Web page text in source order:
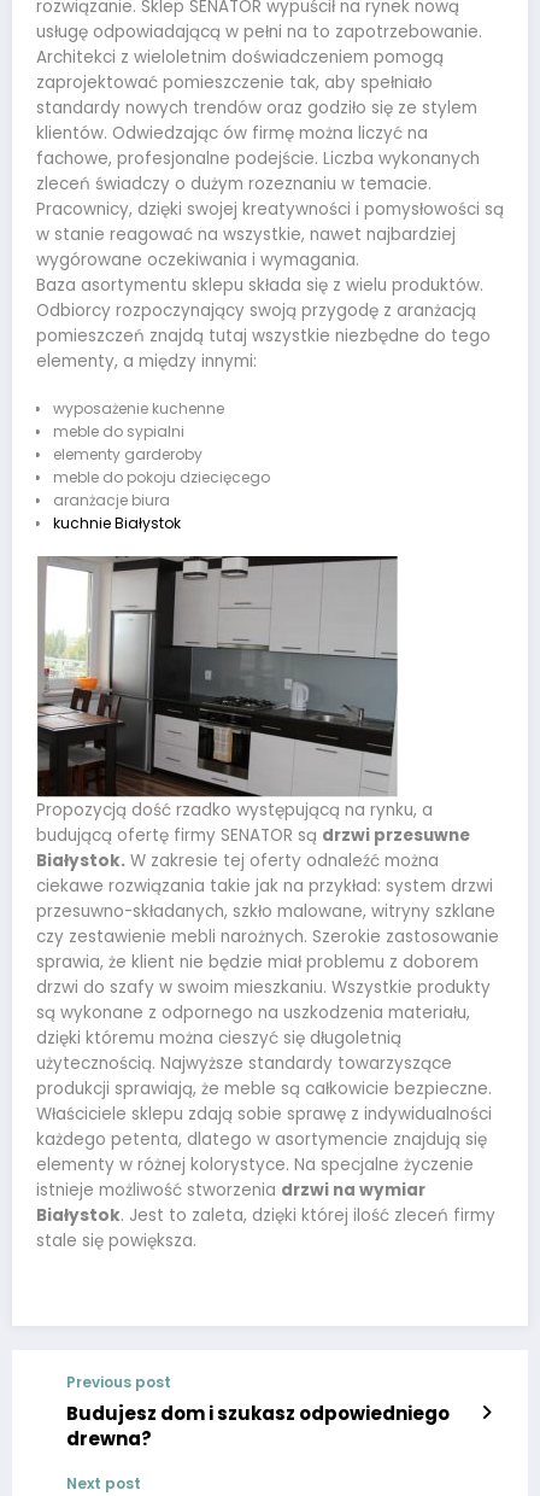
rozwiązanie. Sklep SENATOR wypuścił na rynek nową
usługę odpowiadającą w pełni na to zapotrzebowanie.
Architekci z wieloletnim doświadczeniem pomogą
zaprojektować pomieszczenie tak, aby spełniało
standardy nowych trendów oraz godziło się ze stylem
klientów. Odwiedzając ów firmę można liczyć na
fachowe, profesjonalne podejście. Liczba wykonanych
zleceń świadczy o dużym rozeznaniu w temacie.
Pracownicy, dzięki swojej kreatywności i pomysłowości są
w stanie reagować na wszystkie, nawet najbardziej
wygórowane oczekiwania i wymagania.
Baza asortymentu sklepu składa się z wielu produktów.
Odbiorcy rozpoczynający swoją przygodę z aranżacją
pomieszczeń znajdą tutaj wszystkie niezbędne do tego
elementy, a między innymi:
wyposażenie kuchenne
meble do sypialni
elementy garderoby
meble do pokoju dziecięcego
aranżacje biura
kuchnie Białystok
Propozycją dość rzadko występującą na rynku, a
budującą ofertę firmy SENATOR są drzwi przesuwne
Białystok. W zakresie tej oferty odnaleźć można
ciekawe rozwiązania takie jak na przykład: system drzwi
przesuwno-składanych, szkło malowane, witryny szklane
czy zestawienie mebli narożnych. Szerokie zastosowanie
sprawia, że klient nie będzie miał problemu z doborem
drzwi do szafy w swoim mieszkaniu. Wszystkie produkty
są wykonane z odpornego na uszkodzenia materiału,
dzięki któremu można cieszyć się długoletnią
użytecznością. Najwyższe standardy towarzyszące
produkcji sprawiają, że meble są całkowicie bezpieczne.
Właściciele sklepu zdają sobie sprawę z indywidualności
każdego petenta, dlatego w asortymencie znajdują się
elementy w różnej kolorystyce. Na specjalne życzenie
istnieje możliwość stworzenia drzwi na wymiar
Białystok. Jest to zaleta, dzięki której ilość zleceń firmy
stale się powiększa.
Previous post
Budujesz dom i szukasz odpowiedniego
drewna?
Next post